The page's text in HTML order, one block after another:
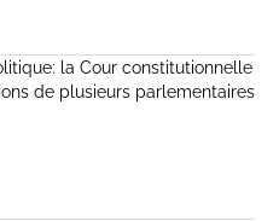
la Cour constitutionnelle
de plusieurs parlementaires